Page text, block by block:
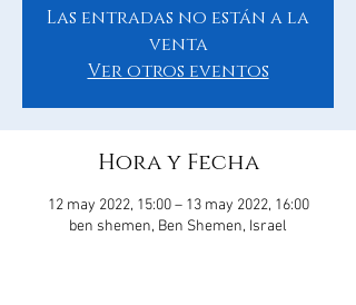
Las entradas no están a la
venta
Ver otros eventos
Hora y Fecha
12 may 2022, 15:00 – 13 may 2022, 16:00
ben shemen, Ben Shemen, Israel